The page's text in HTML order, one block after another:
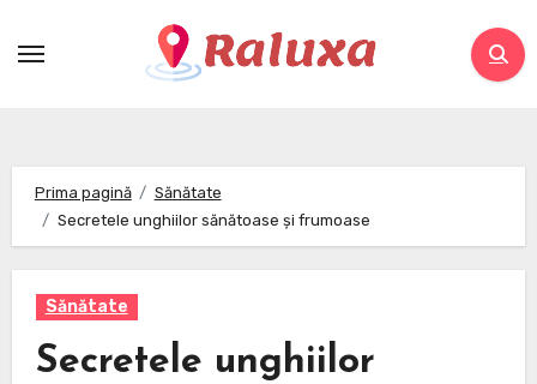
Prima pagină
Sănătate
Secretele unghiilor sănătoase și frumoase
Sănătate
Secretele unghiilor